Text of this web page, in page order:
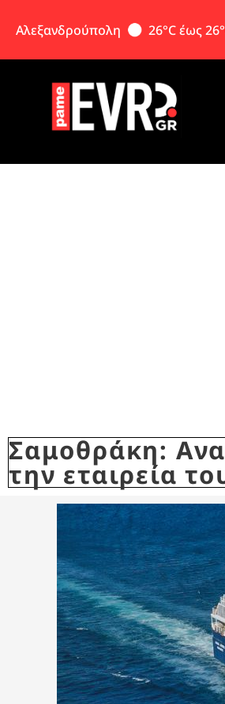
Αλεξανδρούπολη 26°C έως
Σαμοθράκη:
την εταιρεία